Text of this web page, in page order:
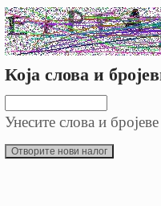
Која слова и
Унесите слова и